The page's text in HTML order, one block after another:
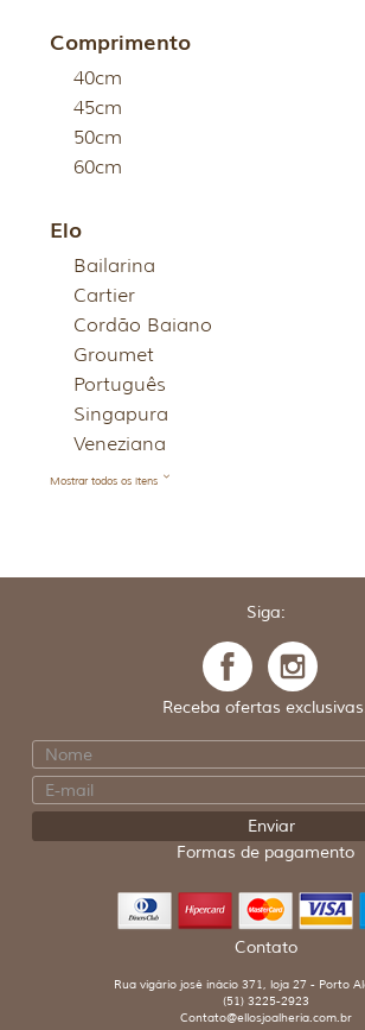
Comprimento
40cm
45cm
50cm
60cm
Elo
Bailarina
Cartier
Cordão Baiano
Groumet
Português
Singapura
Veneziana
Mostrar todos os itens
Siga:
Receba ofertas
Formas de pagamento
Contato
Rua vigário josé inácio 371, loja 27 - Porto
(51) 3225-2923
Contato@ellosjoalheria.com.br